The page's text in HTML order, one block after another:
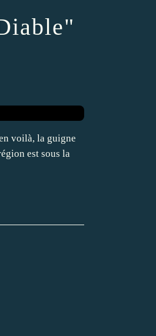
voilà, la guigne
est sous la